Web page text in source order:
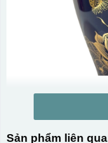
Sản phẩm liên